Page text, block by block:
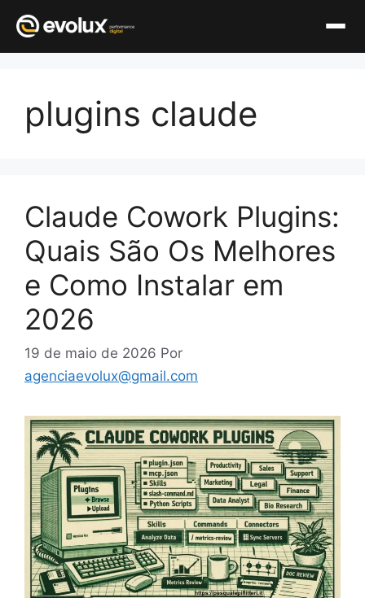
conteúdo
plugins claude
Claude Cowork Plugins:
Quais São Os Melhores
e Como Instalar em
2026
19 de maio de 2026 Por
agenciaevolux@gmail.com